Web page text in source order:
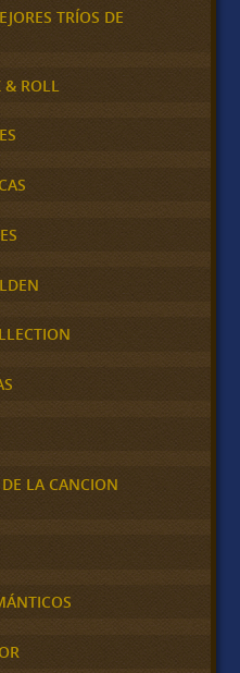
TRÍOS DE
ROLL
LA CANCION